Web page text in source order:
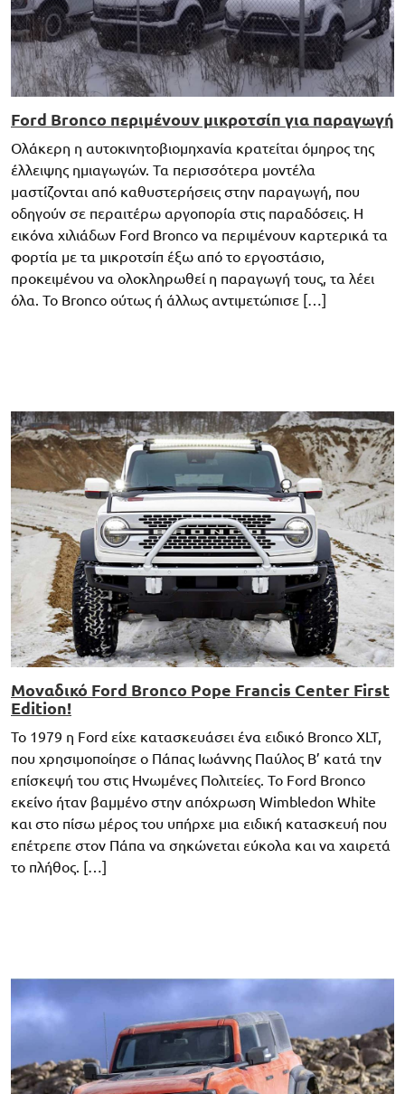
Ford Bronco περιμένουν μικροτσίπ για παραγωγή
Ολάκερη η αυτοκινητοβιομηχανία κρατείται όμηρος της
έλλειψης ημιαγωγών. Τα περισσότερα μοντέλα
μαστίζονται από καθυστερήσεις στην παραγωγή, που
οδηγούν σε περαιτέρω αργοπορία στις παραδόσεις. Η
εικόνα χιλιάδων Ford Bronco να περιμένουν καρτερικά τα
φορτία με τα μικροτσίπ έξω από το εργοστάσιο,
προκειμένου να ολοκληρωθεί η παραγωγή τους, τα λέει
όλα. Το Bronco ούτως ή άλλως αντιμετώπισε […]
Μοναδικό Ford Bronco Pope Francis Center First
Edition!
Το 1979 η Ford είχε κατασκευάσει ένα ειδικό Bronco XLT,
που χρησιμοποίησε ο Πάπας Ιωάννης Παύλος Β’ κατά την
επίσκεψή του στις Ηνωμένες Πολιτείες. Το Ford Bronco
εκείνο ήταν βαμμένο στην απόχρωση Wimbledon White
και στο πίσω μέρος του υπήρχε μια ειδική κατασκευή που
επέτρεπε στον Πάπα να σηκώνεται εύκολα και να χαιρετά
το πλήθος. […]